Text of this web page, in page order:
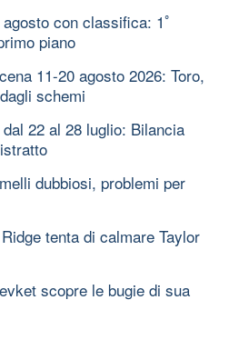
con classifica: 1ﾟ
piano
11-20 agosto 2026: Toro,
schemi
22 al 28 luglio: Bilancia
dubbiosi, problemi per
tenta di calmare Taylor
scopre le bugie di sua